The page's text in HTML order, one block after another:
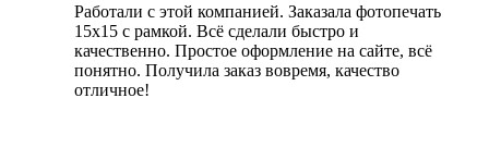
Работали с этой компанией. Заказала фотопечать
15х15 с рамкой. Всё сделали быстро и
качественно. Простое оформление на сайте, всё
понятно. Получила заказ вовремя, качество
отличное!